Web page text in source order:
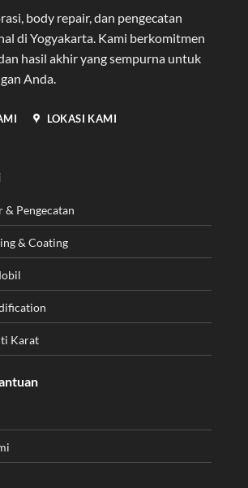
body repair, dan pengecatan
di Yogyakarta. Kami berkomitmen
hasil akhir yang sempurna untuk
Anda.
LOKASI KAMI
& Pengecatan
& Coating
Karat